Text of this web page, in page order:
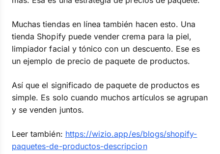
Muchas tiendas en línea también hacen esto. Una
tienda Shopify puede vender crema para la piel,
limpiador facial y tónico con un descuento. Ese es
un ejemplo de precio de paquete de productos.
Así que el significado de paquete de productos es
simple. Es solo cuando muchos artículos se agrupan
y se venden juntos.
Leer también: https://wizio.app/es/blogs/shopify-
paquetes-de-productos-descripcion